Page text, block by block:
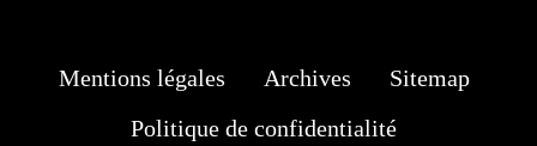
Mentions légales Archives
Sitemap
Politique de confidentialité